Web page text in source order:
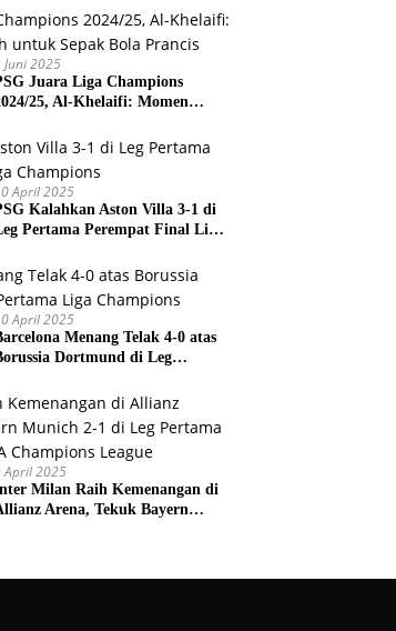
2026
Juni 2025
Juara Liga Champions
25, Al-Khelaifi: Momen
April 2025
Kalahkan Aston Villa 3-1 di
Pertama Perempat Final Liga
April 2025
Menang Telak 4-0 atas
Dortmund di Leg
April 2025
Milan Raih Kemenangan di
Arena, Tekuk Bayern